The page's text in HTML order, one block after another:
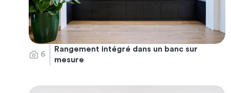
6
Rangement intégré dans un banc sur
mesure